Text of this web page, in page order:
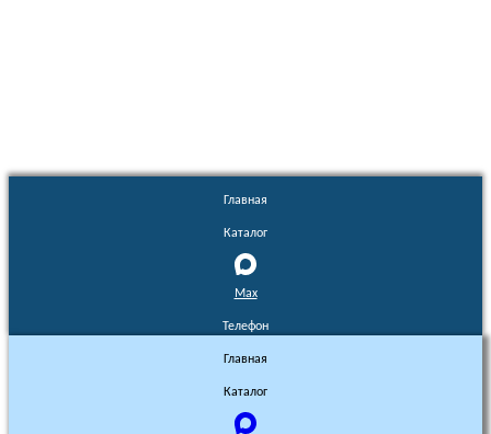
Главная
Каталог
Max
Телефон
Главная
Каталог